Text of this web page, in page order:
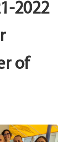
2022
of